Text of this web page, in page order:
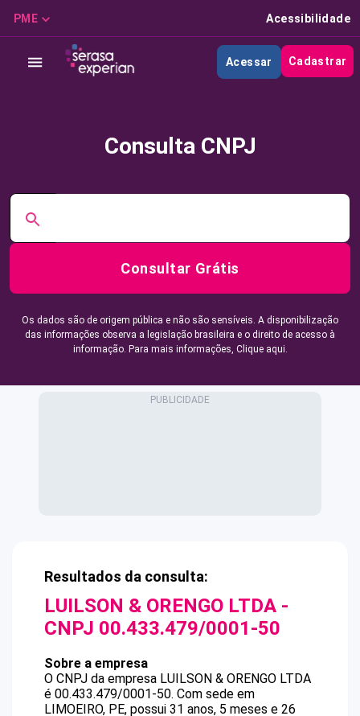
PME Acessibilidade
Acessar Cadastrar
Consulta CNPJ
Consultar Grátis
Os dados são de origem pública e não são sensíveis. A disponibilização
das informações observa a legislação brasileira e o direito de acesso à
informação. Para mais informações, Clique aqui.
Resultados da consulta:
LUILSON & ORENGO LTDA -
CNPJ 00.433.479/0001-50
Sobre a empresa
O CNPJ da empresa LUILSON & ORENGO LTDA
é 00.433.479/0001-50. Com sede em
LIMOEIRO, PE, possui 31 anos, 5 meses e 26